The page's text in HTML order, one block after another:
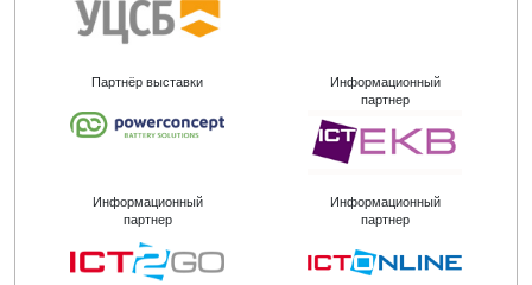
Партнёр выставки
Информационный
партнер
Информационный
партнер
Информационный
партнер